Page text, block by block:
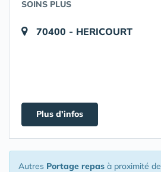
SOINS PLUS
70400 - HERICOURT
Plus d'infos
Autres Portage repas à proximité de